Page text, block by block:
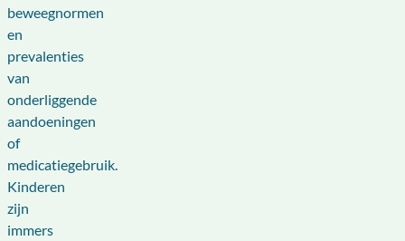
beweegnormen
en
prevalenties
van
onderliggende
aandoeningen
of
medicatiegebruik.
Kinderen
zijn
immers